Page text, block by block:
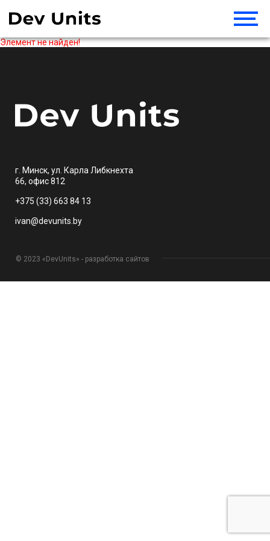
Элемент не найден!
г. Минск, ул. Карла Либкнехта
66, офис 812
+375 (33) 663 84 13
ivan@devunits.by
© 2023 «DevUnits» - разработка сайтов